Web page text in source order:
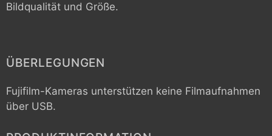
Bildqualität und Größe.
ÜBERLEGUNGEN
Fujifilm-Kameras unterstützen keine Filmaufnahmen
über USB.